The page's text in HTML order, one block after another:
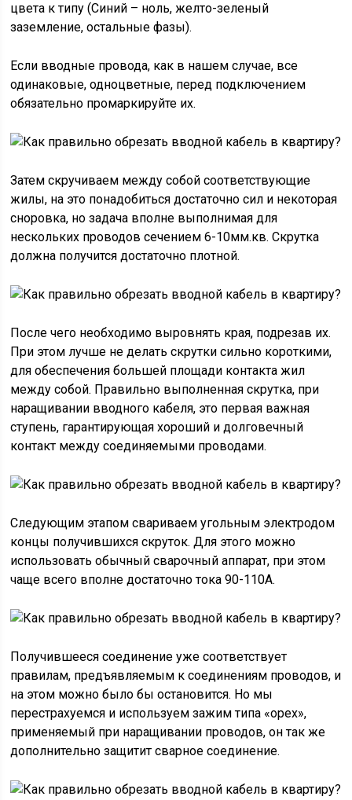
цвета к типу (Синий – ноль, желто-зеленый
заземление, остальные фазы).
Если вводные провода, как в нашем случае, все
одинаковые, одноцветные, перед подключением
обязательно промаркируйте их.
Затем скручиваем между собой соответствующие
жилы, на это понадобиться достаточно сил и некоторая
сноровка, но задача вполне выполнимая для
нескольких проводов сечением 6-10мм.кв. Скрутка
должна получится достаточно плотной.
После чего необходимо выровнять края, подрезав их.
При этом лучше не делать скрутки сильно короткими,
для обеспечения большей площади контакта жил
между собой. Правильно выполненная скрутка, при
наращивании вводного кабеля, это первая важная
ступень, гарантирующая хороший и долговечный
контакт между соединяемыми проводами.
Следующим этапом свариваем угольным электродом
концы получившихся скруток. Для этого можно
использовать обычный сварочный аппарат, при этом
чаще всего вполне достаточно тока 90-110А.
Получившееся соединение уже соответствует
правилам, предъявляемым к соединениям проводов, и
на этом можно было бы остановится. Но мы
перестрахуемся и используем зажим типа «орех»,
применяемый при наращивании проводов, он так же
дополнительно защитит сварное соединение.